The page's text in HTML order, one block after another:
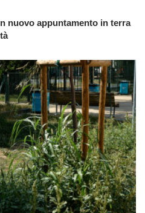
nuovo appuntamento in terra